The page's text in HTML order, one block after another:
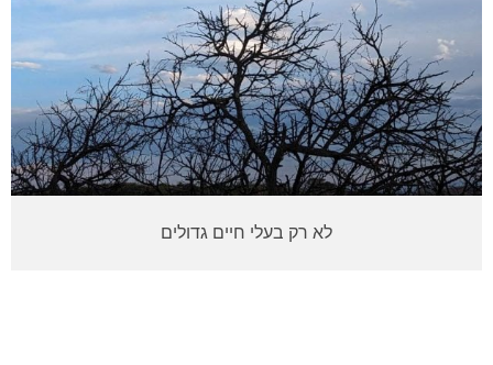
לא רק בעלי חיים גדולים